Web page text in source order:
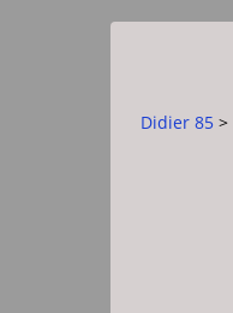
Didier 85 >